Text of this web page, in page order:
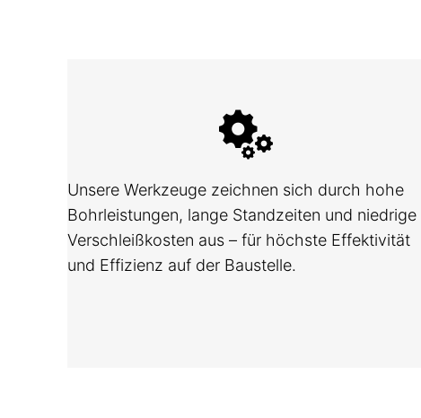
Unsere Werkzeuge zeichnen sich durch hohe
Bohrleistungen, lange Standzeiten und niedrige
Verschleißkosten aus – für höchste Effektivität
und Effizienz auf der Baustelle.